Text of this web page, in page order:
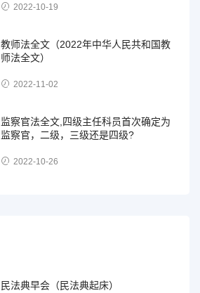
2022-10-19
教师法全文（2022年中华人民共和国教
师法全文）
2022-11-02
监察官法全文,四级主任科员首次确定为
监察官，二级，三级还是四级?
2022-10-26
民法典早会（民法典起床）